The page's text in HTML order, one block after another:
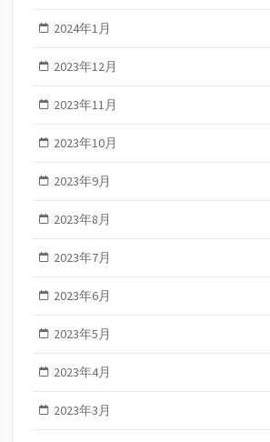
2024年1月
2023年12月
2023年11月
2023年10月
2023年9月
2023年8月
2023年7月
2023年6月
2023年5月
2023年4月
2023年3月